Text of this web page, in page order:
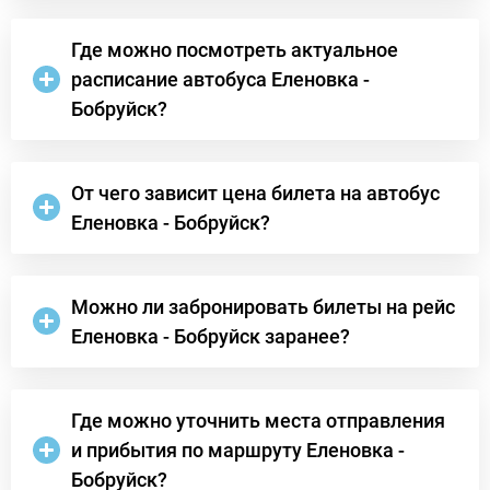
Где можно посмотреть актуальное
расписание автобуса Еленовка -
Бобруйск?
От чего зависит цена билета на автобус
Еленовка - Бобруйск?
Можно ли забронировать билеты на рейс
Еленовка - Бобруйск заранее?
Где можно уточнить места отправления
и прибытия по маршруту Еленовка -
Бобруйск?